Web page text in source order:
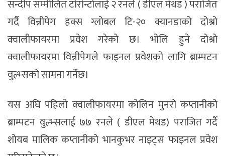
सन्दीप सम्मीलित टोरोन्टोलाई २ रनले ( डीएल मेथड ) पराजित
गर्दै विन्नीपेग हक्स ग्लोबल टि-२० क्यानडाको दोश्रो
क्वालीफायरमा प्रवेश गरेको छ। भोलि हुने दोश्रो
क्वालीफायरमा विन्नीपेगले फाइनल प्रवेशको लागि ब्राम्पटन
वुल्भ्सको सामना गर्नेछ।
यस अघि पहिलो क्वालीफायरमा कोलिन मुनरो कप्तानीको
ब्राम्पटन वुल्भ्सलाई ७७ रनले ( डीएल मेथड) पराजित गर्दै
शोयब मालिक कप्तानीको भानकुभर नाइट्स फाइनल प्रवेश